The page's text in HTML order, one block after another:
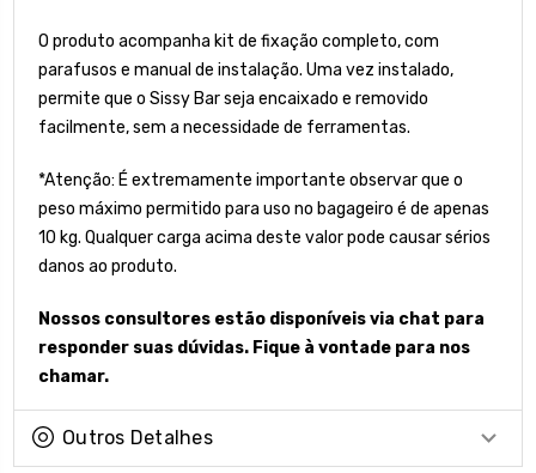
O produto acompanha kit de fixação completo, com
parafusos e manual de instalação. Uma vez instalado,
permite que o Sissy Bar seja encaixado e removido
facilmente, sem a necessidade de ferramentas.
*Atenção: É extremamente importante observar que o
peso máximo permitido para uso no bagageiro é de apenas
10 kg. Qualquer carga acima deste valor pode causar sérios
danos ao produto.
Nossos consultores estão disponíveis via chat para
responder suas dúvidas. Fique à vontade para nos
chamar.
Outros Detalhes